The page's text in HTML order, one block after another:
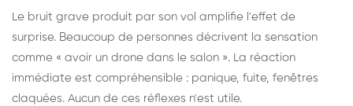
Le bruit grave produit par son vol amplifie l'effet de
surprise. Beaucoup de personnes décrivent la sensation
comme « avoir un drone dans le salon ». La réaction
immédiate est compréhensible : panique, fuite, fenêtres
claquées. Aucun de ces réflexes n'est utile.